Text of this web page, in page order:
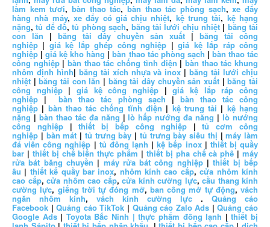
làm kem tươi,bàn thao tác,bàn thao tác phòng sạch,xe đẩy
hàng nhà máy, xe đẩy có giá chịu nhiệt, kệ trung tải, kệ hạng
nặng,tủ để đồ,tủ phòng sạch, băng tải lưới chịu nhiệt| băng tải
con lăn | băng tải dây chuyền sản xuất | băng tải công
nghiệp | giá kệ lắp ghép công nghiệp |giá kệ lắp ráp công
nghiệp |giá kệ kho hàng |bàn thao tác phòng sạch | bàn thao tác
công nghiệp|bàn thao tác chống tĩnh điện | bàn thao tác khung
nhôm định hình| băng tải xích nhựa và inox |băng tải lưới chịu
nhiệt |băng tải con lăn | băng tải dây chuyền sản xuất |băng tải
công nghiệp|giá kệ công nghiệp |giá kệ lắp ráp công
nghiệp |bàn thao tác phòng sạch | bàn thao tác công
nghiệp | bàn thao tác chống tĩnh điện | kệ trung tải | kệ hạng
nặng | bàn thao tác đa năng |lò hấp nướng đa năng |lò nướng
công nghiệp|thiết bị bếp công nghiệp|tủ cơm công
nghiệp | bàn mát | tủ trưng bày | tủ trưng bày siêu thị |máy làm
đá viên công nghiệp | tủ đông lạnh |kệ bếp inox| thiết bị quầy
bar | thiết bị chế biến thực phẩm | thiết bị pha chế cà phê | máy
rửa bát băng chuyền | máy rửa bát công nghiệp|thiết bị bếp
âu | thiết kế quầy bar inox, nhôm kính cao cấp,cửa nhôm kính
cao cấp, cửa nhôm cao cấp, cửa kính cường lực, cầu thang kính
cường lực, giếng trời tự đóng mở, ban công mở tự động, vách
ngăn nhôm kính, vách kính cường lực . Quảng cáo
Facebook |Quảng cáo TikTok | Quảng cáo Zalo Ads |Quảng cáo
Google Ads| Toyota Bắc Ninh | thực phẩm đông lạnh |thiết bị